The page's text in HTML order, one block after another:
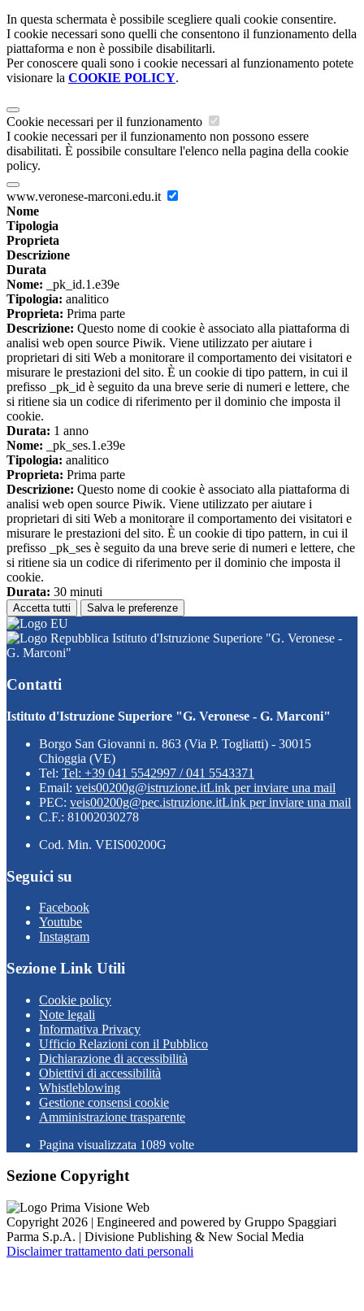
In questa schermata è possibile scegliere quali cookie consentire.
I cookie necessari sono quelli che consentono il funzionamento della
piattaforma e non è possibile disabilitarli.
Per conoscere quali sono i cookie necessari al funzionamento potete
visionare la COOKIE POLICY.
Cookie necessari per il funzionamento
I cookie necessari per il funzionamento non possono essere
disabilitati. È possibile consultare l'elenco nella pagina della cookie
policy.
www.veronese-marconi.edu.it
Nome
Tipologia
Proprieta
Descrizione
Durata
Nome: _pk_id.1.e39e
Tipologia: analitico
Proprieta: Prima parte
Descrizione: Questo nome di cookie è associato alla piattaforma di
analisi web open source Piwik. Viene utilizzato per aiutare i
proprietari di siti Web a monitorare il comportamento dei visitatori e
misurare le prestazioni del sito. È un cookie di tipo pattern, in cui il
prefisso _pk_id è seguito da una breve serie di numeri e lettere, che
si ritiene sia un codice di riferimento per il dominio che imposta il
cookie.
Durata: 1 anno
Nome: _pk_ses.1.e39e
Tipologia: analitico
Proprieta: Prima parte
Descrizione: Questo nome di cookie è associato alla piattaforma di
analisi web open source Piwik. Viene utilizzato per aiutare i
proprietari di siti Web a monitorare il comportamento dei visitatori e
misurare le prestazioni del sito. È un cookie di tipo pattern, in cui il
prefisso _pk_ses è seguito da una breve serie di numeri e lettere, che
si ritiene sia un codice di riferimento per il dominio che imposta il
cookie.
Durata: 30 minuti
Accetta tutti Salva le preferenze
Istituto d'Istruzione Superiore "G. Veronese -
G. Marconi"
Contatti
Istituto d'Istruzione Superiore "G. Veronese - G. Marconi"
Borgo San Giovanni n. 863 (Via P. Togliatti) - 30015
Chioggia (VE)
Tel: Tel: +39 041 5542997 / 041 5543371
Email: veis00200g@istruzione.itLink per inviare una mail
PEC: veis00200g@pec.istruzione.itLink per inviare una mail
C.F.: 81002030278
Cod. Min. VEIS00200G
Seguici su
Facebook
Youtube
Instagram
Sezione Link Utili
Cookie policy
Note legali
Informativa Privacy
Ufficio Relazioni con il Pubblico
Dichiarazione di accessibilità
Obiettivi di accessibilità
Whistleblowing
Gestione consensi cookie
Amministrazione trasparente
Pagina visualizzata 1089 volte
Sezione Copyright
Copyright 2026 | Engineered and powered by Gruppo Spaggiari
Parma S.p.A. | Divisione Publishing & New Social Media
Disclaimer trattamento dati personali